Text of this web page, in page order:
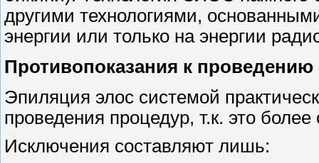
другими технологиями,
энергии или только на энергии
Противопоказания к
Эпиляция элос системой
проведения процедур, т.к. это
Исключения составляют лишь: